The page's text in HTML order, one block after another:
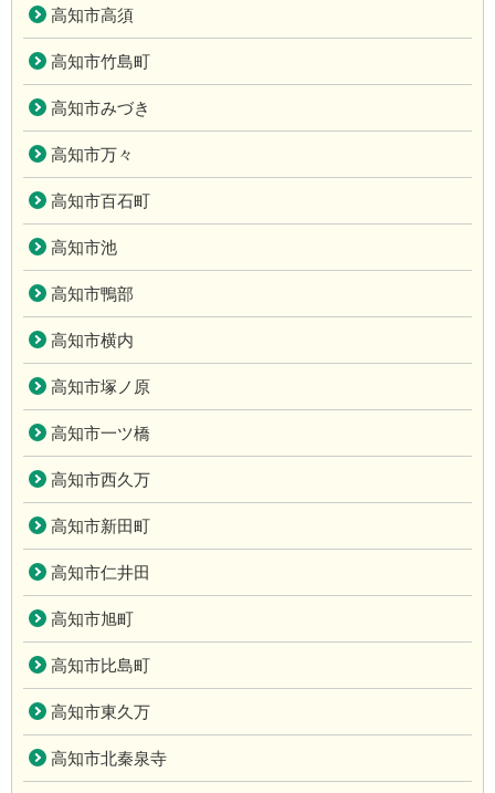
高知市高須
高知市竹島町
高知市みづき
高知市万々
高知市百石町
高知市池
高知市鴨部
高知市横内
高知市塚ノ原
高知市一ツ橋
高知市西久万
高知市新田町
高知市仁井田
高知市旭町
高知市比島町
高知市東久万
高知市北秦泉寺